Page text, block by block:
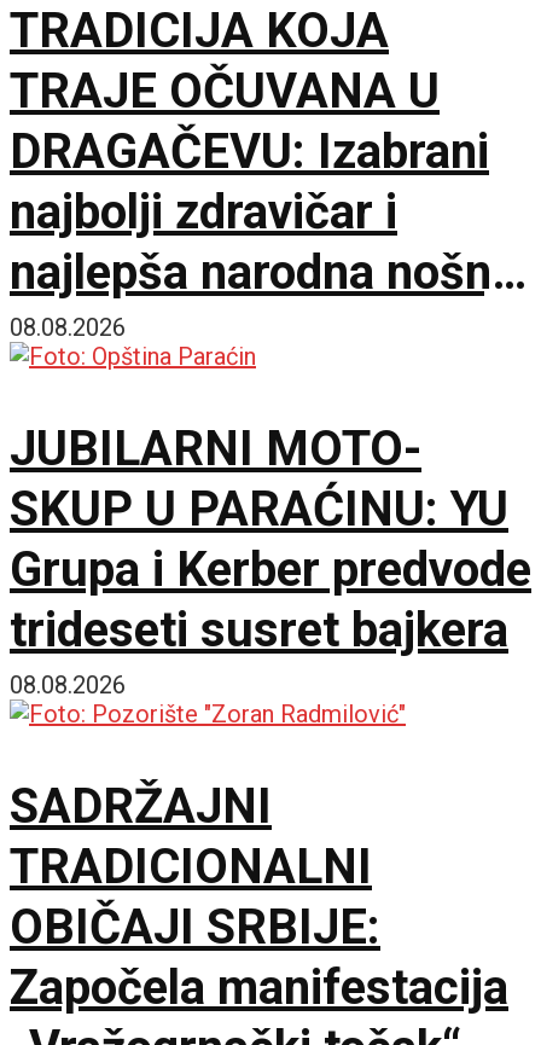
TRADICIJA KOJA
TRAJE OČUVANA U
DRAGAČEVU: Izabrani
najbolji zdravičar i
najlepša narodna nošnja
na 65. Saboru trubača
08.08.2026
JUBILARNI MOTO-
SKUP U PARAĆINU: YU
Grupa i Kerber predvode
trideseti susret bajkera
08.08.2026
SADRŽAJNI
TRADICIONALNI
OBIČAJI SRBIJE:
Započela manifestacija